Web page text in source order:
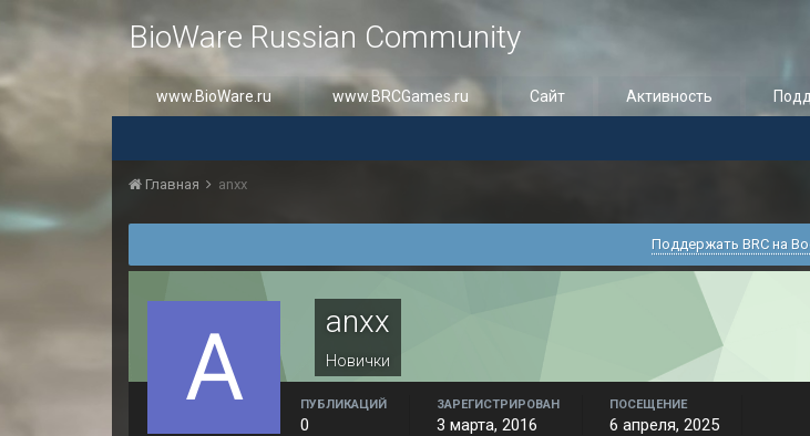
BioWare Russian Community
www.BioWare.ru www.BRCGames.ru Сайт Активность
Главная anxx
Поддержать BRC на
anxx
Новички
ПУБЛИКАЦИЙ
0
ЗАРЕГИСТРИРОВАН
3 марта, 2016
ПОСЕЩЕНИЕ
6 апреля, 2025